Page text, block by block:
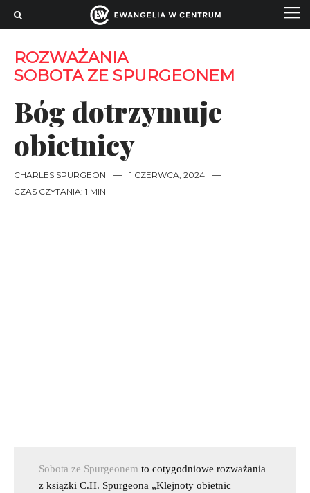
ROZWAŻANIA
SOBOTA ZE SPURGEONEM
Bóg dotrzymuje
obietnicy
CHARLES SPURGEON — 1 CZERWCA, 2024
—
CZAS CZYTANIA: 1 MIN
Sobota ze Spurgeonem to cotygodniowe rozważania
z książki C.H. Spurgeona „Klejnoty obietnic